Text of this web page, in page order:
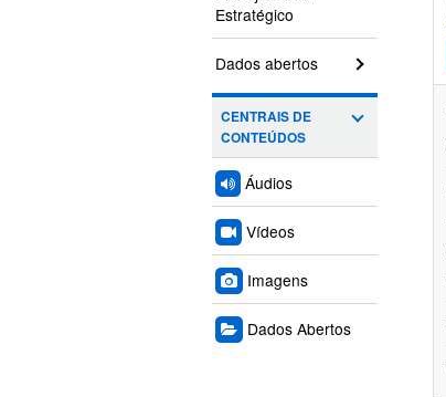
Estratégico
Dados abertos
CENTRAIS DE
CONTEÚDOS
Áudios
Vídeos
Imagens
Dados Abertos